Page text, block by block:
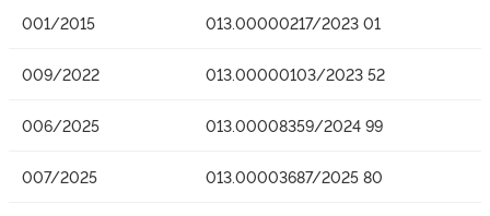
001/2015 013.00000217/2023 01
009/2022 013.00000103/2023 52
006/2025 013.00008359/2024 99
007/2025 013.00003687/2025 80